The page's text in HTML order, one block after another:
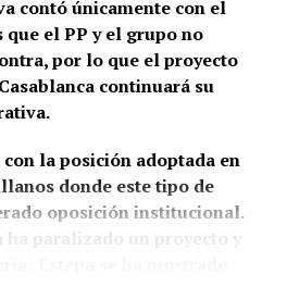
agresiones a sanitarios no
Sanitaria de Osuna puso
año formación específica con
y afrontar este tipo de
que debía extenderse,
profesionales del centro
una dimensión andaluza.
contó únicamente con el
que el PP y el grupo no
por lo que el proyecto
continuará su
la posición adoptada en
donde este tipo de
oposición institucional.
paralizado un proyecto y